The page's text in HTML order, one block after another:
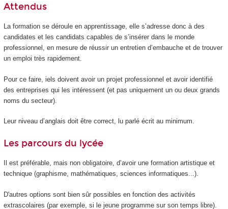
Attendus
La formation se déroule en apprentissage, elle s’adresse donc à des
candidates et les candidats capables de s’insérer dans le monde
professionnel, en mesure de réussir un entretien d’embauche et de trouver
un emploi très rapidement.
Pour ce faire, iels doivent avoir un projet professionnel et avoir identifié
des entreprises qui les intéressent (et pas uniquement un ou deux grands
noms du secteur).
Leur niveau d’anglais doit être correct, lu parlé écrit au minimum.
Les parcours du lycée
Il est préférable, mais non obligatoire, d’avoir une formation artistique et
technique (graphisme, mathématiques, sciences informatiques...).
D'autres options sont bien sûr possibles en fonction des activités
extrascolaires (par exemple, si le jeune programme sur son temps libre).